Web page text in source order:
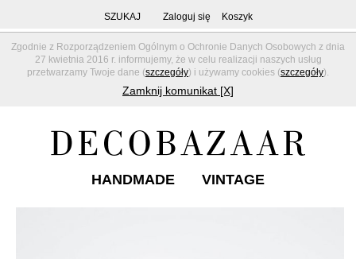
Zgodnie z Rozporządzeniem Ogólnym o Ochronie Danych Osobowych z dnia
27 kwietnia 2016 r. informujemy, że w celu realizacji naszych usług
przetwarzamy Twoje dane (szczegóły) i używamy cookies (szczegóły).
Zamknij komunikat [X]
SZUKAJ Zaloguj się Koszyk
HANDMADE VINTAGE